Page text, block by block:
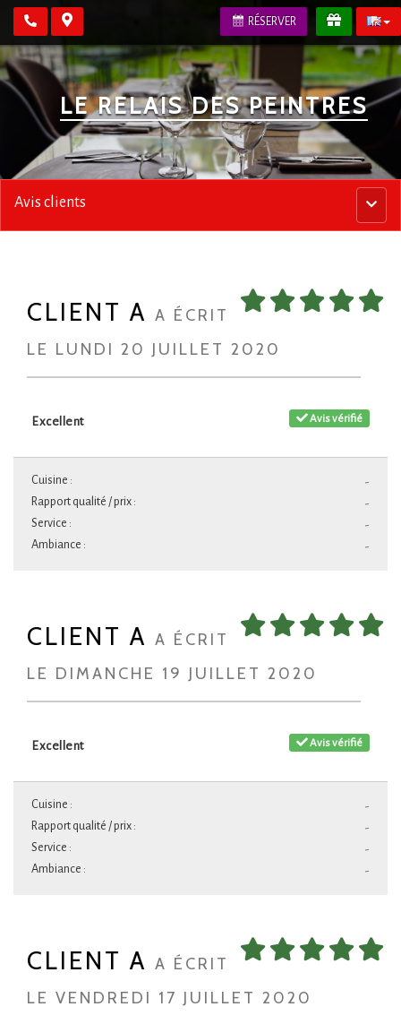
RÉSERVER
LE RELAIS DES PEINTRES
Menu
Avis clients
CLIENT A A ÉCRIT
LE LUNDI 20 JUILLET 2020
Avis vérifié
Excellent
-
Cuisine :
-
Rapport qualité / prix :
-
Service :
-
Ambiance :
CLIENT A A ÉCRIT
LE DIMANCHE 19 JUILLET 2020
Avis vérifié
Excellent
-
Cuisine :
-
Rapport qualité / prix :
-
Service :
-
Ambiance :
CLIENT A A ÉCRIT
LE VENDREDI 17 JUILLET 2020